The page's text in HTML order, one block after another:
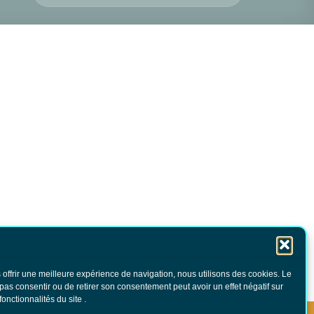
offrir une meilleure expérience de navigation, nous utilisons des cookies. Le
consentir ou de retirer son consentement peut avoir un effet négatif sur
du site .